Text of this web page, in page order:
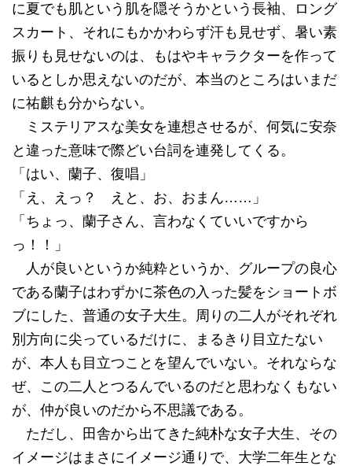
に夏でも肌という肌を隠そうかという長袖、ロング
スカート、それにもかかわらず汗も見せず、暑い素
振りも見せないのは、もはやキャラクターを作って
いるとしか思えないのだが、本当のところはいまだ
に祐麒も分からない。
ミステリアスな美女を連想させるが、何気に安奈
と違った意味で際どい台詞を連発してくる。
「はい、蘭子、復唱」
「え、えっ？ えと、お、おまん……」
「ちょっ、蘭子さん、言わなくていいですから
っ！！」
人が良いというか純粋というか、グループの良心
である蘭子はわずかに茶色の入った髪をショートボ
ブにした、普通の女子大生。周りの二人がそれぞれ
別方向に尖っているだけに、まるきり目立たない
が、本人も目立つことを望んでいない。それならな
ぜ、この二人とつるんでいるのだと思わなくもない
が、仲が良いのだから不思議である。
ただし、田舎から出てきた純朴な女子大生、その
イメージはまさにイメージ通りで、大学二年生とな